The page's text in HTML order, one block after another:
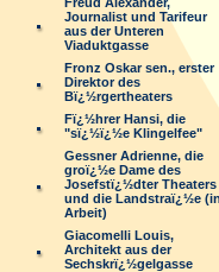
Journalist und Tarifeur
aus der Unteren
Viaduktgasse
Fronz Oskar sen., erster
Direktor des
Bï¿½rgertheaters
Fï¿½hrer Hansi, die
"sï¿½ï¿½e Klingelfee"
Gessner Adrienne, die
groï¿½e Dame des
Josefstï¿½dter Theaters
und die Landstraï¿½e (in
Arbeit)
Giacomelli Louis,
Architekt aus der
Sechskrï¿½gelgasse